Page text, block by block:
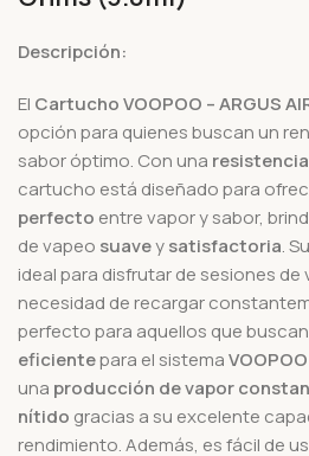
Descripción:
El Cartucho VOOPOO – ARGUS
opción para quienes buscan un
sabor óptimo. Con una
cartucho está diseñado para
perfecto entre vapor y sabor,
de vapeo suaveysatisfactoria.
ideal para disfrutar de sesiones de
necesidad de recargar
perfecto para aquellos que
eficientepara el sistema
una producción de vapor
nítido gracias a su excelente
rendimiento. Además, es fácil de